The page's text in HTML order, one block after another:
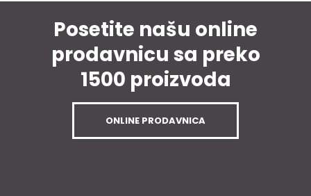
Posetite našu online
prodavnicu sa preko
1500 proizvoda
ONLINE PRODAVNICA